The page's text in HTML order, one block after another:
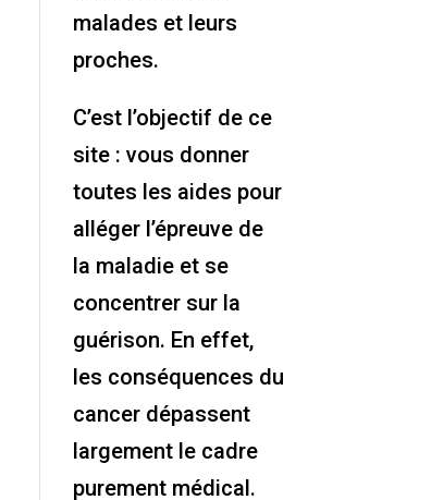
malades et leurs
proches.
C’est l’objectif de ce
site : vous donner
toutes les aides pour
alléger l’épreuve de
la maladie et se
concentrer sur la
guérison. En effet,
les conséquences du
cancer dépassent
largement le cadre
purement médical.